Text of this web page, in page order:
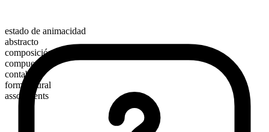
estado de animacidad
abstracto
composición morfológica
compuesto
contable
forma plural
assortments